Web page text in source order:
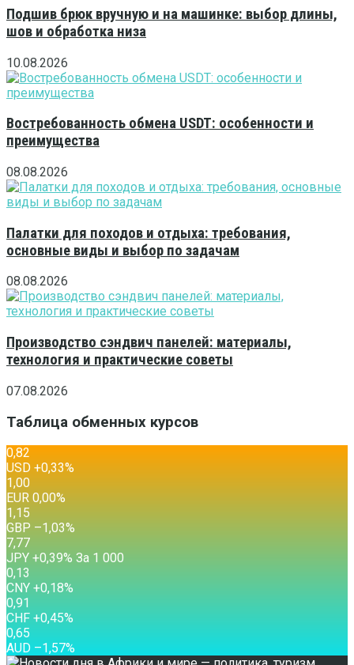
Подшив брюк вручную и на машинке: выбор длины,
шов и обработка низа
10.08.2026
Востребованность обмена USDT: особенности и
преимущества
08.08.2026
Палатки для походов и отдыха: требования,
основные виды и выбор по задачам
08.08.2026
Производство сэндвич панелей: материалы,
технология и практические советы
07.08.2026
Таблица обменных курсов
0,82
USD +0,33%
1,00
EUR 0,00%
1,15
GBP –1,03%
7,77
JPY +0,39% За 1 000
0,13
CNY +0,18%
0,91
CHF +0,45%
0,65
AUD –1,57%